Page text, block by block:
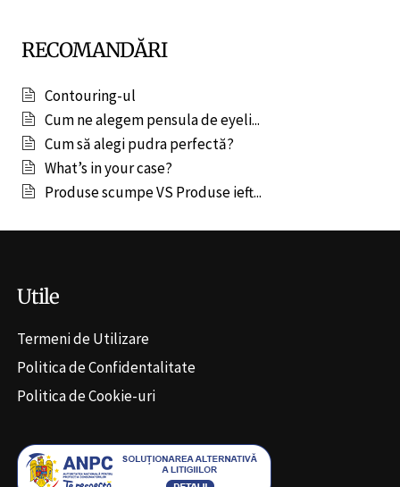
RECOMANDĂRI
Contouring-ul
Cum ne alegem pensula de eyeli...
Cum să alegi pudra perfectă?
What’s in your case?
Produse scumpe VS Produse ieft...
Utile
Termeni de Utilizare
Politica de Confidentalitate
Politica de Cookie-uri